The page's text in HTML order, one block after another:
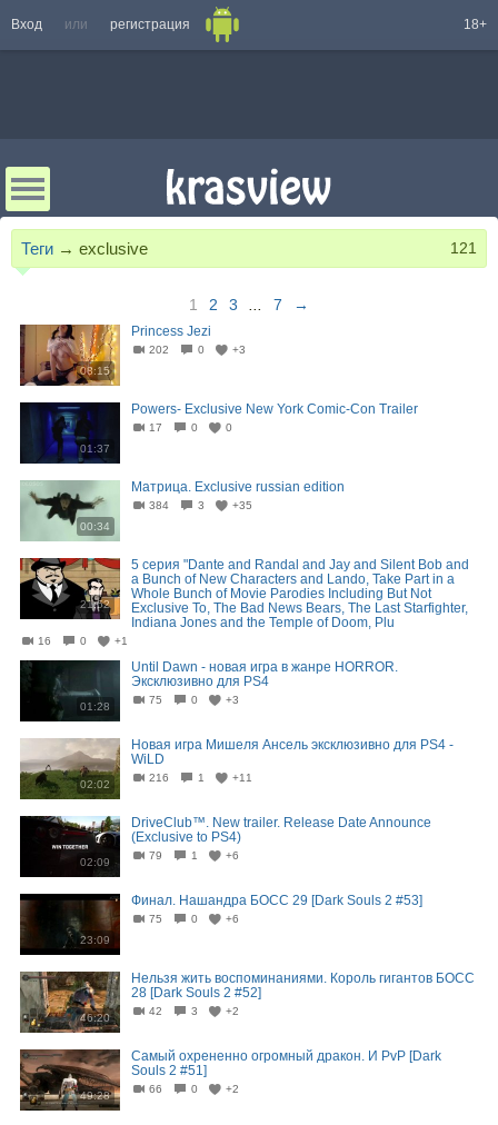
Вход или регистрация 18+
Теги → exclusive 121
1 2 3 7 →
08:15
Princess Jezi
202 0 +3
01:37
Powers- Exclusive New York Comic-Con Trailer
17 0 0
00:34
Матрица. Exclusive russian edition
384 3 +35
21:52
5 серия "Dante and Randal and Jay and Silent Bob and
a Bunch of New Characters and Lando, Take Part in a
Whole Bunch of Movie Parodies Including But Not
Exclusive To, The Bad News Bears, The Last Starfighter,
Indiana Jones and the Temple of Doom, Plu
16 0 +1
01:28
Until Dawn - новая игра в жанре HORROR.
Эксклюзивно для PS4
75 0 +3
02:02
Новая игра Мишеля Ансель эксклюзивно для PS4 -
WiLD
216 1 +11
02:09
DriveClub™. New trailer. Release Date Announce
(Exclusive to PS4)
79 1 +6
23:09
Финал. Нашандра БОСС 29 [Dark Souls 2 #53]
75 0 +6
46:20
Нельзя жить воспоминаниями. Король гигантов БОСС
28 [Dark Souls 2 #52]
42 3 +2
49:28
Самый охрененно огромный дракон. И PvP [Dark
Souls 2 #51]
66 0 +2